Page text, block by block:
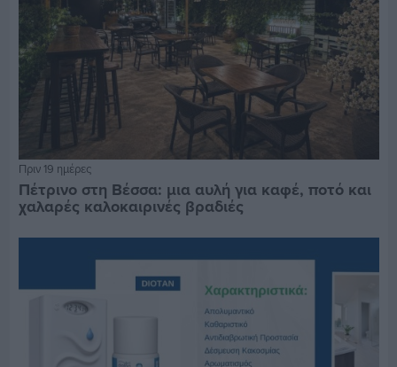
Πριν 19 ημέρες
Πέτρινο στη Βέσσα: μια αυλή για καφέ, ποτό και
χαλαρές καλοκαιρινές βραδιές